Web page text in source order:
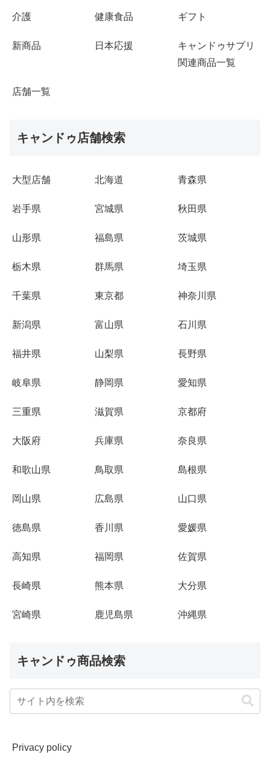
介護 健康食品 ギフト
新商品 日本応援
キャンドゥサプリ
関連商品一覧
店舗一覧
キャンドゥ店舗検索
大型店舗 北海道 青森県
岩手県 宮城県 秋田県
山形県 福島県 茨城県
栃木県 群馬県 埼玉県
千葉県 東京都 神奈川県
新潟県 富山県 石川県
福井県 山梨県 長野県
岐阜県 静岡県 愛知県
三重県 滋賀県 京都府
大阪府 兵庫県 奈良県
和歌山県 鳥取県 島根県
岡山県 広島県 山口県
徳島県 香川県 愛媛県
高知県 福岡県 佐賀県
長崎県 熊本県 大分県
宮崎県 鹿児島県 沖縄県
キャンドゥ商品検索
Privacy policy